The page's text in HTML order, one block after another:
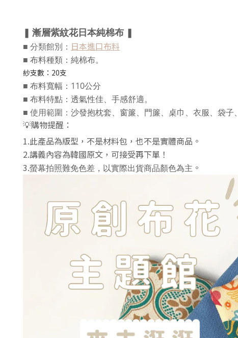
漸層紫紋花日本純棉布
■ 分類館別： 日本進口布料
■ 布料種類：純棉布。
紗支數：20支
■ 布料寬幅：110公分
■ 布料特點：透氣性佳、手感舒適。
■ 使用範圍： 沙發抱枕套、窗簾、門簾、桌巾、衣服、袋子
💡購物提醒：
1.此產品為版型，不是材料包，也不是實體商品。
2.講義內容為韓國原文，可接受再下單！
3.螢幕拍照難免色差，以實際出貨商品顏色為主 。